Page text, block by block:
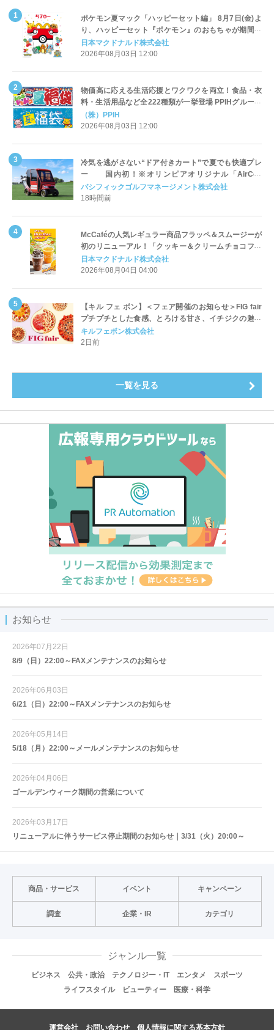
ポケモン夏マック「ハッピーセット編」 8月7日(金)よ
り、ハッピーセット『ポケモン』のおもちゃが期間限
定登場
日本マクドナルド株式会社
2026年08月03日 12:00
物価高に応える生活応援とワクワクを両立！食品・衣
料・生活用品など全222種類が一挙登場 PPIHグループ
「夏福袋」＆セール 8月6日(木)より順次スタート
（株）PPIH
2026年08月03日 12:00
冷気を逃がさない“ドア付きカート”で夏でも快適プレ
ー 国内初！※オリンピアオリジナル「AirCon
Cart（エアコンカート）」導入 | ＰＧＭ
パシフィックゴルフマネージメント株式会社
18時間前
McCaféの人気レギュラー商品フラッペ＆スムージーが
初のリニューアル！「クッキー＆クリームチョコフラ
ッペ」「マンゴースムージー」8月5日（水）から販売
開始
日本マクドナルド株式会社
2026年08月04日 04:00
【キル フェ ボン】＜フェア開催のお知らせ＞FIG fair
プチプチとした食感、とろける甘さ、イチジクの魅力
をたっぷりと。新作を含め、イチジク尽くしの全4種が
登場8月20日（木）スタート
キルフェボン株式会社
2日前
一覧を見る
お知らせ
2026年07月22日
8/9（日）22:00～FAXメンテナンスのお知らせ
2026年06月03日
6/21（日）22:00～FAXメンテナンスのお知らせ
2026年05月14日
5/18（月）22:00～メールメンテナンスのお知らせ
2026年04月06日
ゴールデンウィーク期間の営業について
2026年03月17日
リニューアルに伴うサービス停止期間のお知らせ｜3/31（火）20:00～
商品・サービス イベント キャンペーン
調査 企業・IR カテゴリ
ジャンル一覧
ビジネス 公共・政治 テクノロジー・IT エンタメ
スポーツ
ライフスタイル
ビューティー 医療・科学
運営会社 お問い合わせ 個人情報に関する基本方針